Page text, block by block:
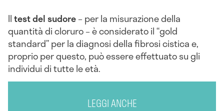
Iltest del sudore– per la misurazione della
quantità di cloruro – è considerato il “gold
standard” per la diagnosi della fibrosi cistica e,
proprio per questo, può essere effettuato su gli
individui di tutte le età.
LEGGI ANCHE